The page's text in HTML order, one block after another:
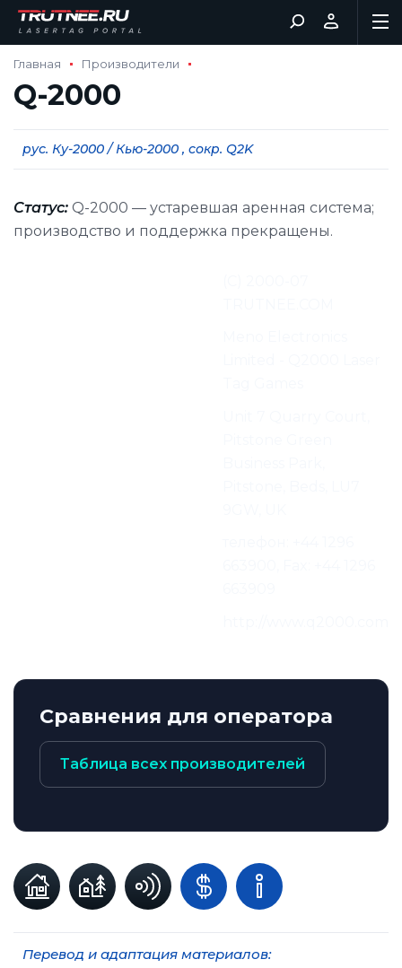
Главная Производители
Q-2000
рус. Ку-2000 / Кью-2000 , сокр. Q2K
Статус: Q-2000 — устаревшая аренная система;
производство и поддержка прекращены.
Сравнения для оператора
Таблица всех производителей
Перевод и адаптация материалов: